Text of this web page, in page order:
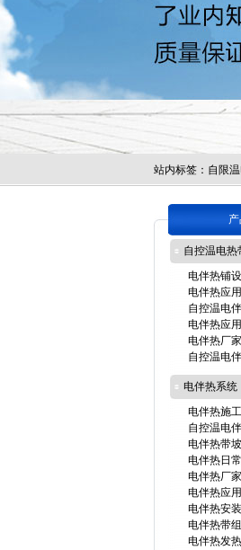
站内标签： 自限
自控温电热
电伴热铺设
电伴热应
自控温电
电伴热应用
电伴热厂
自控温电
电伴热系统
电伴热施
自控温电
电伴热带
电伴热日
电伴热厂
电伴热应
电伴热安
电伴热带
电伴热发